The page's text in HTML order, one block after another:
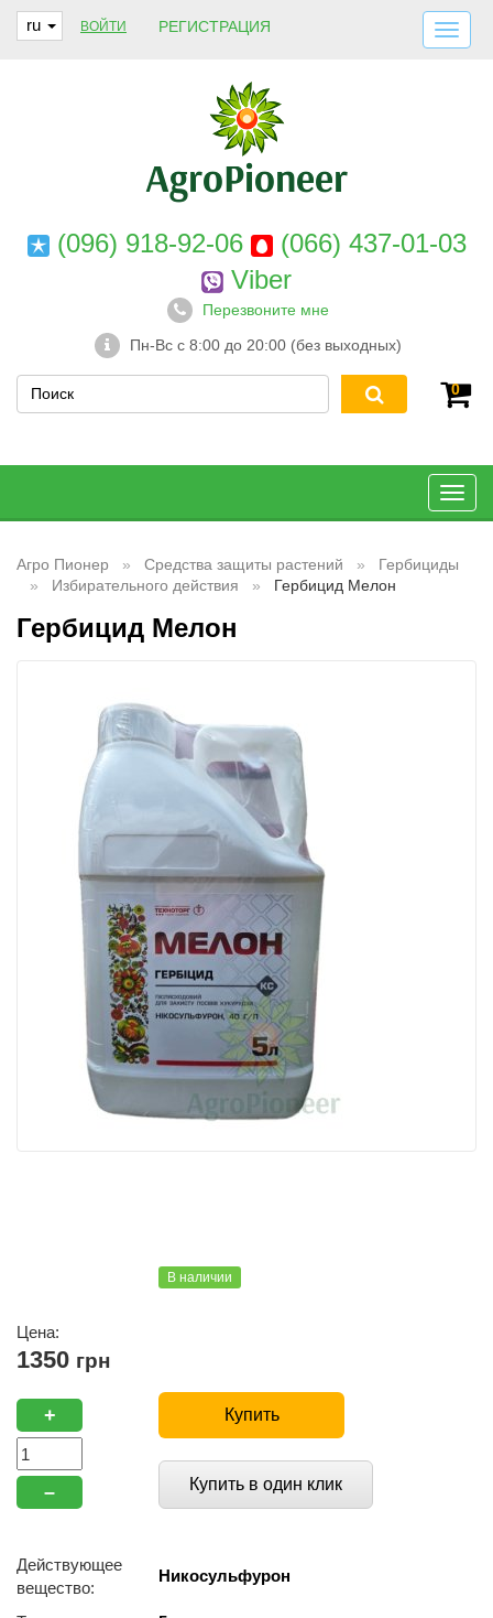
ru ВОЙТИ РЕГИСТРАЦИЯ
ДОСТАВКА И ОПЛАТА
О НАС
ГАРАНТИИ
КОНТАКТЫ
(096) 918-92-06
(066) 437-01-03
Viber
Перезвоните мне
Пн-Вс с 8:00 до 20:00 (без выходных)
0
Агро Пионер Средства защиты растений
Гербициды
Избирательного действия
Гербицид Мелон
Гербицид Мелон
В наличии
Цена:
1350 грн
+
–
Купить
Купить в один клик
Действующее
вещество:
Никосульфурон